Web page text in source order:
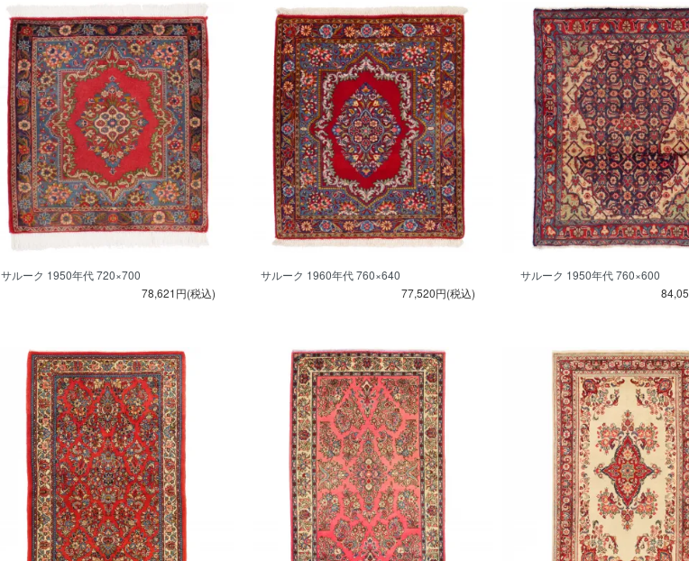
サルーク 1950年代 720×700
78,621円(税込)
サルーク 1960年代 760×640
77,520円(税込)
サルーク 1950年代 760×600